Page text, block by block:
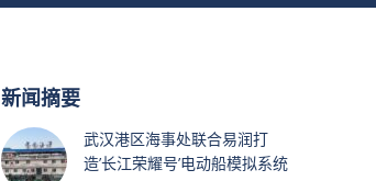
新闻摘要
武汉港区海事处联合易润打
造’长江荣耀号’电动船模拟系统